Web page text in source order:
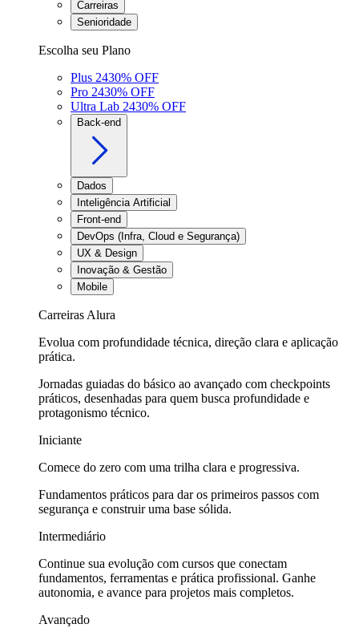
Carreiras
Senioridade
Escolha seu Plano
Plus 2430% OFF
Pro 2430% OFF
Ultra Lab 2430% OFF
Back-end
Dados
Inteligência Artificial
Front-end
DevOps (Infra, Cloud e Segurança)
UX & Design
Inovação & Gestão
Mobile
Carreiras Alura
Evolua com profundidade técnica, direção clara e aplicação
prática.
Jornadas guiadas do básico ao avançado com checkpoints
práticos, desenhadas para quem busca profundidade e
protagonismo técnico.
Iniciante
Comece do zero com uma trilha clara e progressiva.
Fundamentos práticos para dar os primeiros passos com
segurança e construir uma base sólida.
Intermediário
Continue sua evolução com cursos que conectam
fundamentos, ferramentas e prática profissional. Ganhe
autonomia, e avance para projetos mais completos.
Avançado